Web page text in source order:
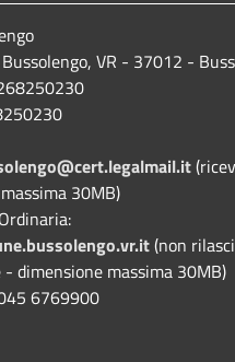
VR - 37012 -
30MB)
(non
dimensione massima 30MB)
6769900